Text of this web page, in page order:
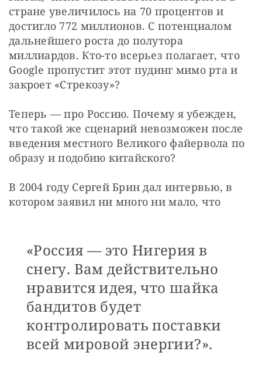
стране увеличилось на 70 процентов и
достигло 772 миллионов. С потенциалом
дальнейшего роста до полутора
миллиардов. Кто-то всерьез полагает, что
Google пропустит этот пудинг мимо рта и
закроет «Стрекозу»?
Теперь — про Россию. Почему я убежден,
что такой же сценарий невозможен после
введения местного Великого файервола по
образу и подобию китайского?
В 2004 году Сергей Брин дал интервью, в
котором заявил ни много ни мало, что
«Россия — это Нигерия в
снегу. Вам действительно
нравится идея, что шайка
бандитов будет
контролировать поставки
всей мировой энергии?».